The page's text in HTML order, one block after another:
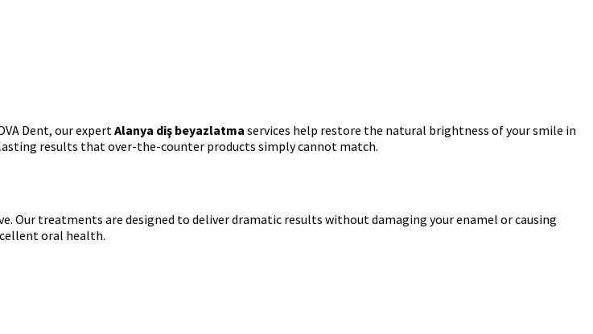
Dent, our expert Alanya diş beyazlatma services help restore the natural brightness of your smile in
results that over-the-counter products simply cannot match.
treatments are designed to deliver dramatic results without damaging your enamel or causing
oral health.